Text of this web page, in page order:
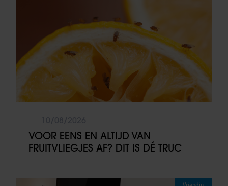
VOOR EENS EN ALTIJD VAN
FRUITVLIEGJES AF? DIT IS DÉ TRUC